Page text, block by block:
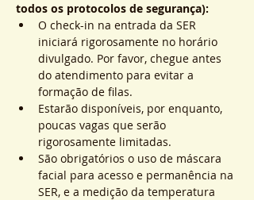
todos os protocolos de segurança):
O check-in na entrada da SER
iniciará rigorosamente no horário
divulgado. Por favor, chegue antes
do atendimento para evitar a
formação de filas.
Estarão disponíveis, por enquanto,
poucas vagas que serão
rigorosamente limitadas.
São obrigatórios o uso de máscara
facial para acesso e permanência na
SER, e a medição da temperatura